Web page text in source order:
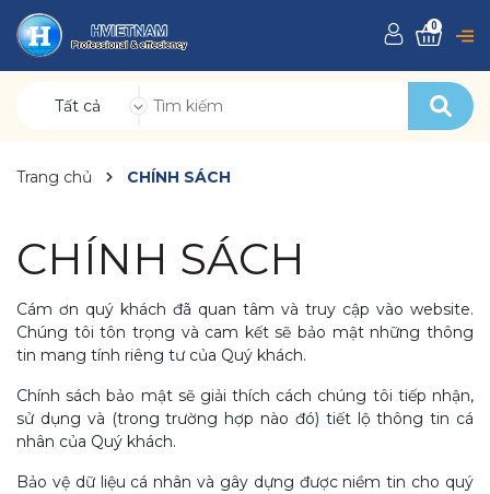
Tất cả
0
Trang chủ CHÍNH SÁCH
CHÍNH SÁCH
Cám ơn quý khách đã quan tâm và truy cập vào website.
Chúng tôi tôn trọng và cam kết sẽ bảo mật những thông
tin mang tính riêng tư của Quý khách.
Chính sách bảo mật sẽ giải thích cách chúng tôi tiếp nhận,
sử dụng và (trong trường hợp nào đó) tiết lộ thông tin cá
nhân của Quý khách.
Bảo vệ dữ liệu cá nhân và gây dựng được niềm tin cho quý